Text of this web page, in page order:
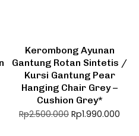
Kerombong Ayunan
Gantung Rotan Sintetis /
Kursi Gantung Pear
Hanging Chair Grey –
Cushion Grey*
Rp2.500.000 Rp1.990.000